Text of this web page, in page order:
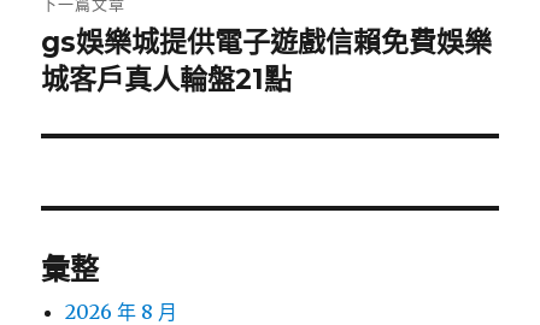
下
一
文
gs娛樂城提供電子遊戲信賴免費娛樂
城客戶真人輪盤21點
彙整
2026 年 8 月